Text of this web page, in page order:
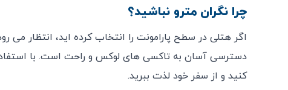
چرا نگران مترو نباشید؟
اگر هتلی در سطح پارامونت را انتخاب کرده‌ اید، انتظار می
دسترسی آسان به تاکسی‌ های لوکس و راحت است. با
کنید و از سفر خود لذت ببرید.